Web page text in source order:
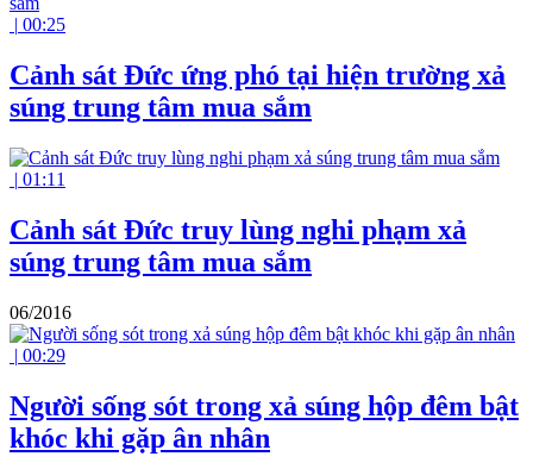
| 00:25
Cảnh sát Đức ứng phó tại hiện trường xả
súng trung tâm mua sắm
| 01:11
Cảnh sát Đức truy lùng nghi phạm xả
súng trung tâm mua sắm
06/2016
| 00:29
Người sống sót trong xả súng hộp đêm bật
khóc khi gặp ân nhân